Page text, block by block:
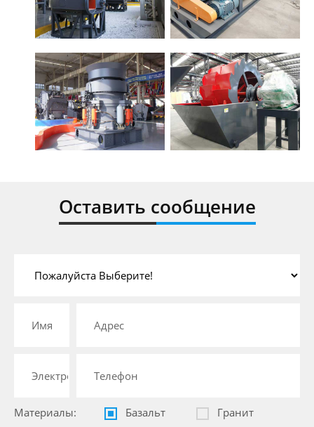
Оставить сообщение
Материалы: Базальт
Гранит